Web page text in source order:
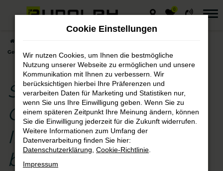
Zum
0
Gebrauchtwagen – Ihre Vertrauenskauf beim Autohaus Rudolph
Škoda Kamiq
Gebrauchtwagen –
Ihre Vertrauenskauf
beim Autohaus
Cookie Einstellungen
Wir nutzen Cookies, um Ihnen die bestmögliche
Nutzung unserer Webseite zu ermöglichen und unsere
Kommunikation mit Ihnen zu verbessern. Wir
berücksichtigen hierbei Ihre Präferenzen und
verarbeiten Daten für Marketing und Statistiken nur,
wenn Sie uns Ihre Einwilligung geben. Wenn Sie zu
einem späteren Zeitpunkt Ihre Meinung ändern, können
Sie die Einwilligung jederzeit für die Zukunft widerrufen.
Weitere Informationen zum Umfang der
Datenverarbeitung finden Sie hier:
Datenschutzerklärung Cookie-Richtlinie
Impressum